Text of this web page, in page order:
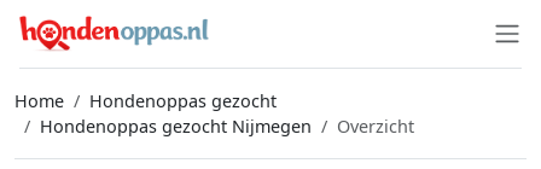
Home
Hondenoppas gezocht
Hondenoppas gezocht Nijmegen
Overzicht